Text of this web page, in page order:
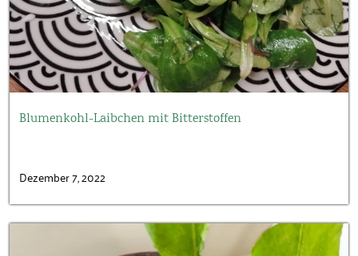
Blumenkohl-Laibchen mit Bitterstoffen
Dezember 7, 2022